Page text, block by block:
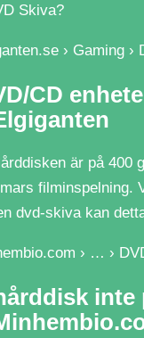
Skiva?
› Gaming ›
CD
är på 400
filminspelning.
dvd-skiva kan
› … ›
inte